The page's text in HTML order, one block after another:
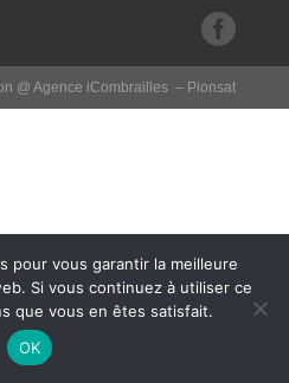

@ Agence iCombrailles – Pionsat
pour vous garantir la meilleure
Si vous continuez à utiliser ce
que vous en êtes satisfait.
OK